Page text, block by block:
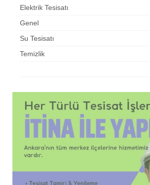
Elektrik Tesisatı
Genel
Su Tesisatı
Temizlik